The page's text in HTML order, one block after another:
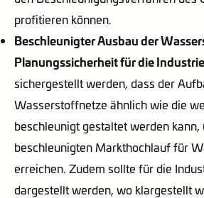
profitieren können.
Beschleunigter Ausbau der
Planungssicherheit für die
sichergestellt werden, dass der
Wasserstoffnetze ähnlich wie die
beschleunigt gestaltet werden kann,
beschleunigten Markthochlauf für
erreichen. Zudem sollte für die
dargestellt werden, wo klargestellt